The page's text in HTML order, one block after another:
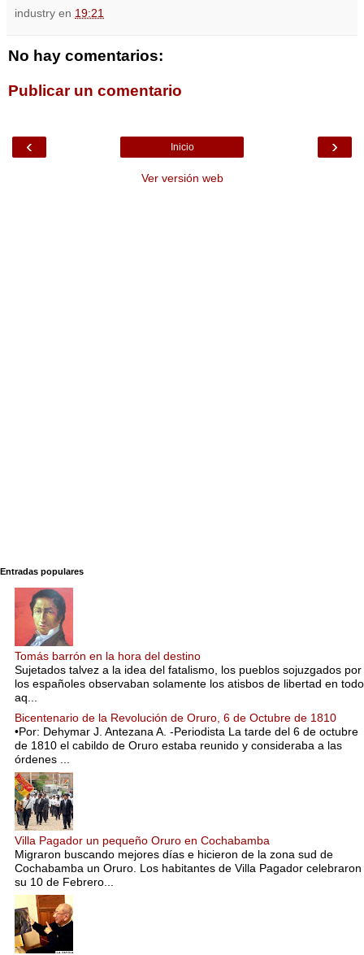
industry en 19:21
No hay comentarios:
Publicar un comentario
‹ ›
Inicio
Ver versión web
Entradas populares
Tomás barrón en la hora del destino
Sujetados talvez a la idea del fatalismo, los pueblos sojuzgados por
los españoles observaban solamente los atisbos de libertad en todo
aq...
Bicentenario de la Revolución de Oruro, 6 de Octubre de 1810
•Por: Dehymar J. Antezana A. -Periodista La tarde del 6 de octubre
de 1810 el cabildo de Oruro estaba reunido y consideraba a las
órdenes ...
Villa Pagador un pequeño Oruro en Cochabamba
Migraron buscando mejores días e hicieron de la zona sud de
Cochabamba un Oruro. Los habitantes de Villa Pagador celebraron
su 10 de Febrero...